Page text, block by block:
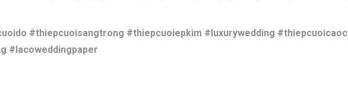
#thiepcuoisangtrong #thiepcuoiepkim #luxurywedding
#lacoweddingpaper